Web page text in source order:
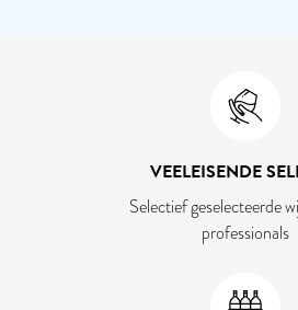
VEELEISENDE
Selectief geselecteerde
professionals